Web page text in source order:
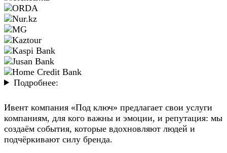
Подробнее:
Ивент компания «Под ключ» предлагает свои услуги
компаниям, для кого важны и эмоции, и репутация: мы
создаём события, которые вдохновляют людей и
подчёркивают силу бренда.